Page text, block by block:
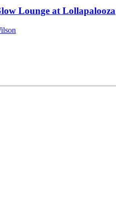
Lounge at Lollapalooza